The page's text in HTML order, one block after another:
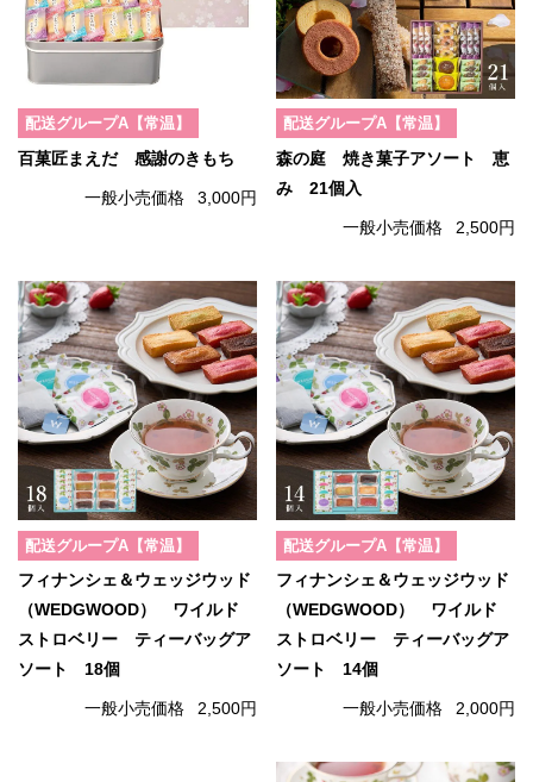
配送グループA【常温】
百菓匠まえだ 感謝のきもち
一般小売価格 3,000円
配送グループA【常温】
森の庭 焼き菓子アソート 恵
み 21個入
一般小売価格 2,500円
配送グループA【常温】
フィナンシェ＆ウェッジウッド
（WEDGWOOD） ワイルド
ストロベリー ティーバッグア
ソート 18個
一般小売価格 2,500円
配送グループA【常温】
フィナンシェ＆ウェッジウッド
（WEDGWOOD） ワイルド
ストロベリー ティーバッグア
ソート 14個
一般小売価格 2,000円